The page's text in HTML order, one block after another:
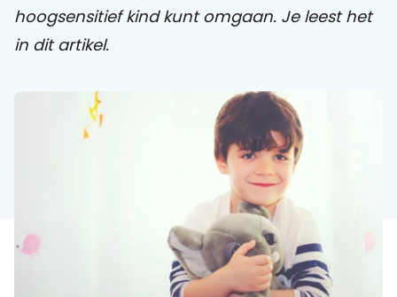
Clientdossier Wiki
Mijn
Over
Contact
hoogsensitief kind kunt omgaan. Je leest het
in dit artikel.